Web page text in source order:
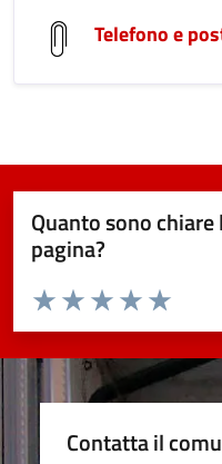
Telefono e
Quanto sono
pagina?
Valuta da 1 a 5 stelle la pagina
Valuta 5
Valuta 4
Valuta 3 stelle su
Valuta 2 stelle su 5
Valuta 1 stelle su 5
Contatta il